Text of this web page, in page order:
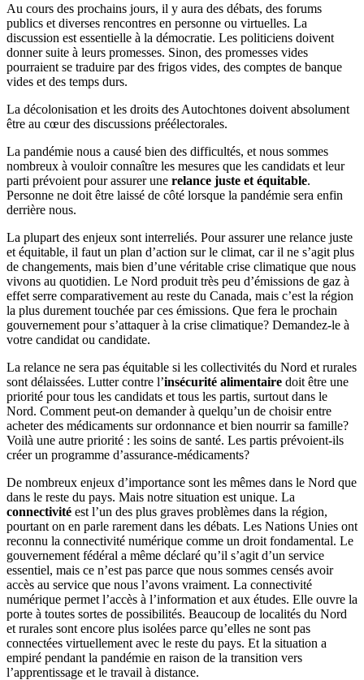
Au cours des prochains jours, il y aura des débats, des forums
publics et diverses rencontres en personne ou virtuelles. La
discussion est essentielle à la démocratie. Les politiciens doivent
donner suite à leurs promesses. Sinon, des promesses vides
pourraient se traduire par des frigos vides, des comptes de banque
vides et des temps durs.
La décolonisation et les droits des Autochtones doivent absolument
être au cœur des discussions préélectorales.
La pandémie nous a causé bien des difficultés, et nous sommes
nombreux à vouloir connaître les mesures que les candidats et leur
parti prévoient pour assurer une relance juste et équitable.
Personne ne doit être laissé de côté lorsque la pandémie sera enfin
derrière nous.
La plupart des enjeux sont interreliés. Pour assurer une relance juste
et équitable, il faut un plan d’action sur le climat, car il ne s’agit plus
de changements, mais bien d’une véritable crise climatique que nous
vivons au quotidien. Le Nord produit très peu d’émissions de gaz à
effet serre comparativement au reste du Canada, mais c’est la région
la plus durement touchée par ces émissions. Que fera le prochain
gouvernement pour s’attaquer à la crise climatique? Demandez-le à
votre candidat ou candidate.
La relance ne sera pas équitable si les collectivités du Nord et rurales
sont délaissées. Lutter contre l’insécurité alimentaire doit être une
priorité pour tous les candidats et tous les partis, surtout dans le
Nord. Comment peut-on demander à quelqu’un de choisir entre
acheter des médicaments sur ordonnance et bien nourrir sa famille?
Voilà une autre priorité : les soins de santé. Les partis prévoient-ils
créer un programme d’assurance-médicaments?
De nombreux enjeux d’importance sont les mêmes dans le Nord que
dans le reste du pays. Mais notre situation est unique. La
connectivité est l’un des plus graves problèmes dans la région,
pourtant on en parle rarement dans les débats. Les Nations Unies ont
reconnu la connectivité numérique comme un droit fondamental. Le
gouvernement fédéral a même déclaré qu’il s’agit d’un service
essentiel, mais ce n’est pas parce que nous sommes censés avoir
accès au service que nous l’avons vraiment. La connectivité
numérique permet l’accès à l’information et aux études. Elle ouvre la
porte à toutes sortes de possibilités. Beaucoup de localités du Nord
et rurales sont encore plus isolées parce qu’elles ne sont pas
connectées virtuellement avec le reste du pays. Et la situation a
empiré pendant la pandémie en raison de la transition vers
l’apprentissage et le travail à distance.